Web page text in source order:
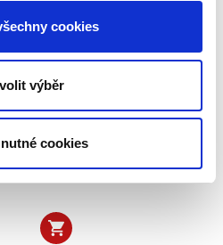
cookies
výběr
cookies
Právní psaní. 2.